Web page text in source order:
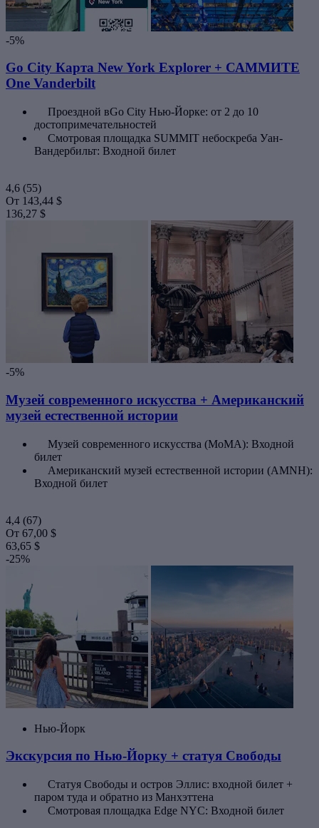
-5%
Go City Карта New York Explorer + САММИТЕ
One Vanderbilt
Проездной вGo City Нью-Йорке: от 2 до 10
достопримечательностей
Смотровая площадка SUMMIT небоскреба Уан-
Вандербильт: Входной билет
4,6 (55)
От 143,44 $
136,27 $
-5%
Музей современного искусства + Американский
музей естественной истории
Музей современного искусства (МоМА): Входной
билет
Американский музей естественной истории (AMNH):
Входной билет
4,4 (67)
От 67,00 $
63,65 $
-25%
Нью-Йорк
Экскурсия по Нью-Йорку + статуя Свободы
Статуя Свободы и остров Эллис: входной билет +
паром туда и обратно из Манхэттена
Смотровая площадка Edge NYC: Входной билет